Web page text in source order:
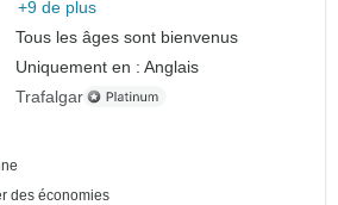
+9 de plus
Tous les âges sont bienvenus
Uniquement en : Anglais
Trafalgar
des économies